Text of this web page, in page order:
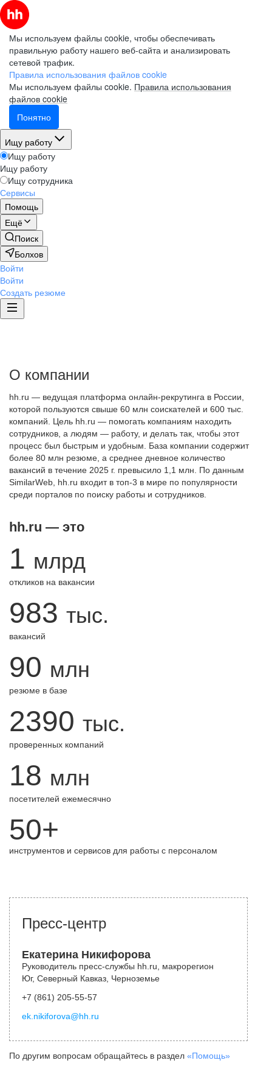
Мы используем файлы cookie, чтобы обеспечивать
правильную работу нашего веб-сайта и анализировать
сетевой трафик.
Правила использования файлов cookie
Мы используем файлы cookie. Правила использования
файлов cookie
Понятно
Ищу работу
Ищу работу
Ищу работу
Ищу сотрудника
Сервисы
Помощь
Ещё
Поиск
Болхов
Войти
Войти
Создать резюме
О компании
hh.ru — ведущая платформа онлайн-рекрутинга в России,
которой пользуются свыше 60 млн соискателей и 600 тыс.
компаний. Цель hh.ru — помогать компаниям находить
сотрудников, а людям — работу, и делать так, чтобы этот
процесс был быстрым и удобным. База компании содержит
более 80 млн резюме, а среднее дневное количество
вакансий в течение 2025 г. превысило 1,1 млн. По данным
SimilarWeb, hh.ru входит в топ-3 в мире по популярности
среди порталов по поиску работы и сотрудников.
hh.ru — это
1 млрд
откликов на вакансии
983 тыс.
вакансий
90 млн
резюме в базе
2390 тыс.
проверенных компаний
18 млн
посетителей ежемесячно
50+
инструментов и сервисов для работы с персоналом
Пресс-центр
Екатерина Никифорова
Руководитель пресс-службы hh.ru, макрорегион
Юг, Северный Кавказ, Черноземье
+7 (861) 205-55-57
ek.nikiforova@hh.ru
По другим вопросам обращайтесь в раздел «Помощь»